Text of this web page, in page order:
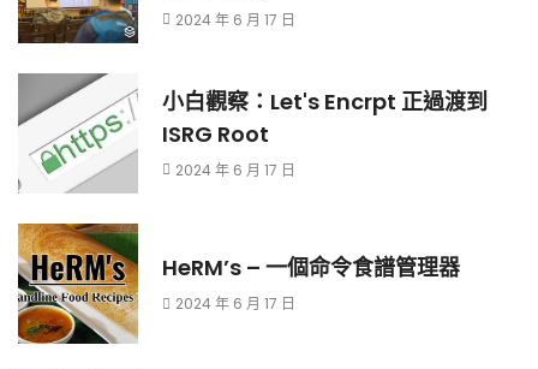
2024 年 6 月 17 日
小白觀察：Let's Encrpt 正過渡到
ISRG Root
2024 年 6 月 17 日
HeRM’s – 一個命令食譜管理器
2024 年 6 月 17 日